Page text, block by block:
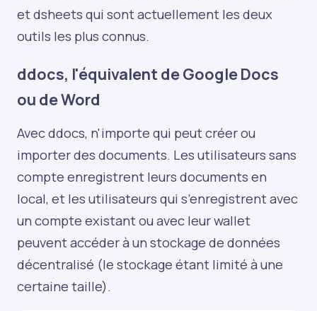
et dsheets qui sont actuellement les deux
outils les plus connus.
ddocs, l'équivalent de Google Docs
ou de Word
Avec ddocs, n'importe qui peut créer ou
importer des documents. Les utilisateurs sans
compte enregistrent leurs documents en
local, et les utilisateurs qui s’enregistrent avec
un compte existant ou avec leur wallet
peuvent accéder à un stockage de données
décentralisé (le stockage étant limité à une
certaine taille).